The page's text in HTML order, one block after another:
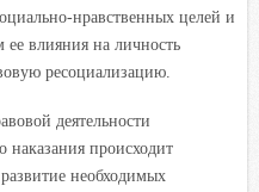
нравственных целей и
влияния на личность
ресоциализацию.
деятельности
наказания происходит
необходимых